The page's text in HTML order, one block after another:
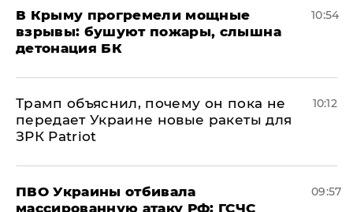
В Крыму прогремели мощные
взрывы: бушуют пожары, слышна
детонация БК
10:54
Трамп объяснил, почему он пока не
передает Украине новые ракеты для
ЗРК Patriot
10:12
ПВО Украины отбивала
массированную атаку РФ: ГСЧС
09:57